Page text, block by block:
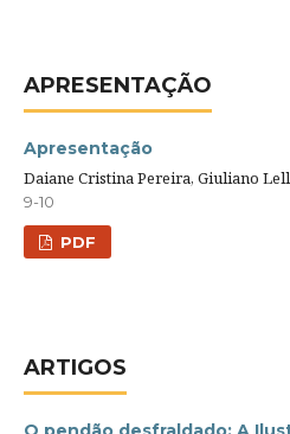
APRESENTAÇÃO
Apresentação
Daiane Cristina Pereira, Giuliano
9-10
PDF
ARTIGOS